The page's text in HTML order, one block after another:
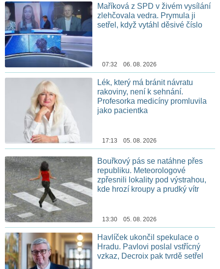
Maříková z SPD v živém vysílání
zlehčovala vedra. Prymula ji
setřel, když vytáhl děsivé číslo
07:32 06. 08. 2026
Lék, který má bránit návratu
rakoviny, není k sehnání.
Profesorka medicíny promluvila
jako pacientka
17:13 05. 08. 2026
Bouřkový pás se natáhne přes
republiku. Meteorologové
zpřesnili lokality pod výstrahou,
kde hrozí kroupy a prudký vítr
13:30 05. 08. 2026
Havlíček ukončil spekulace o
Hradu. Pavlovi poslal vstřícný
vzkaz, Decroix pak tvrdě setřel